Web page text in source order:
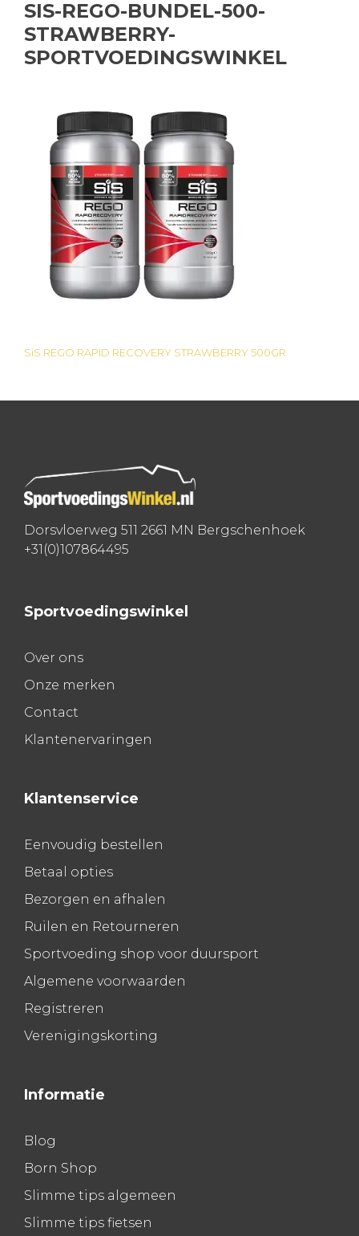
SIS-REGO-BUNDEL-500-
STRAWBERRY-
SPORTVOEDINGSWINKEL
Bericht
navigatie
SiS REGO RAPID RECOVERY STRAWBERRY 500GR
Dorsvloerweg 511 2661 MN Bergschenhoek
+31(0)107864495
Sportvoedingswinkel
Over ons
Onze merken
Contact
Klantenervaringen
Klantenservice
Eenvoudig bestellen
Betaal opties
Bezorgen en afhalen
Ruilen en Retourneren
Sportvoeding shop voor duursport
Algemene voorwaarden
Registreren
Verenigingskorting
Informatie
Blog
Born Shop
Slimme tips algemeen
Slimme tips fietsen